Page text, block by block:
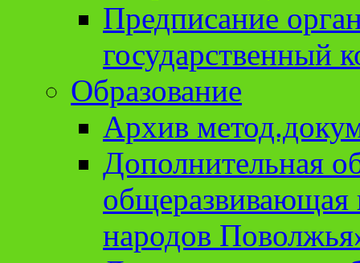
Предписание
государственный
Образование
Архив
Дополнительная
народов